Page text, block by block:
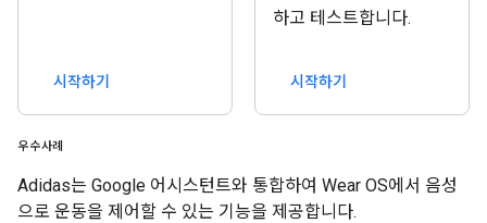
시작하기
하고 테스트합니다.
시작하기
우수사례
Adidas는 Google 어시스턴트와 통합하여 Wear OS에서 음성
으로 운동을 제어할 수 있는 기능을 제공합니다.